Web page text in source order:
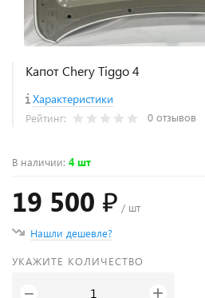
Капот Chery Tiggo 4
Характеристики
Рейтинг: 0 отзывов
В наличии: 4 шт
19 500 ₽ / шт
Нашли дешевле?
УКАЖИТЕ КОЛИЧЕСТВО
− +